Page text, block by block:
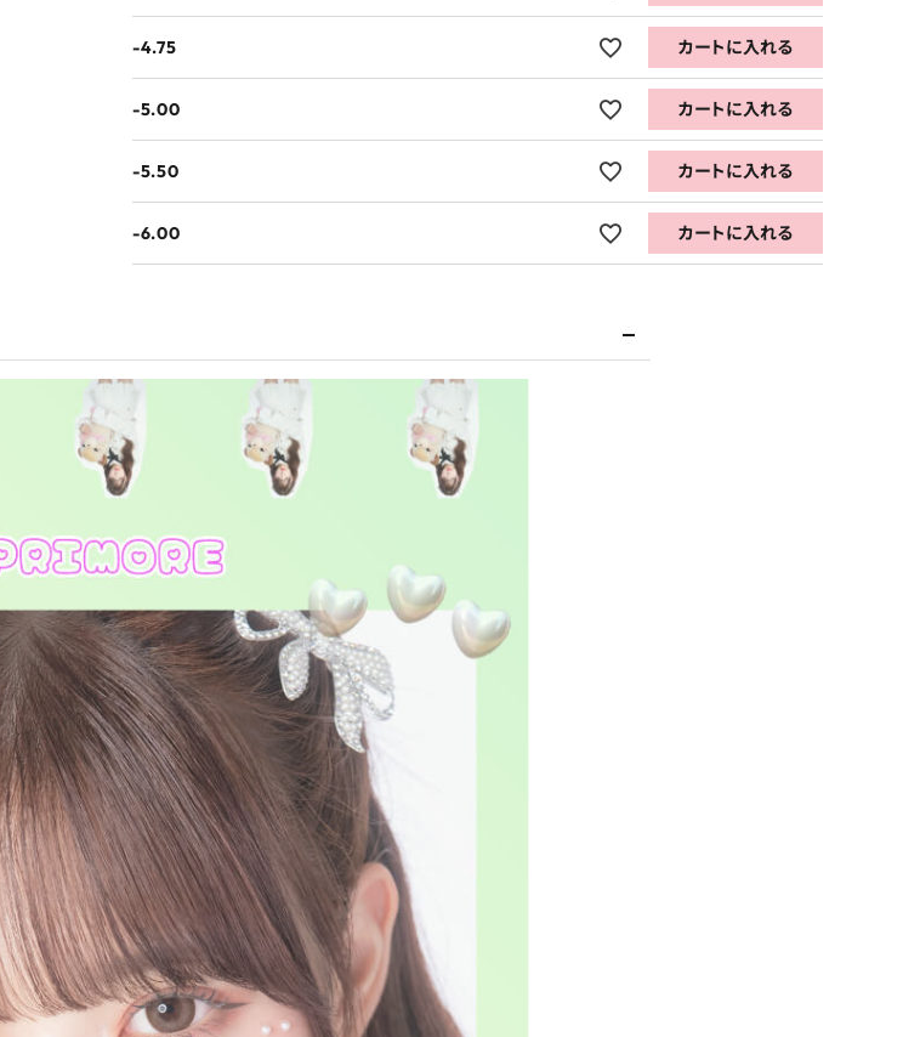
-4.75 カートに入れる
-5.00 カートに入れる
-5.50 カートに入れる
-6.00 カートに入れる